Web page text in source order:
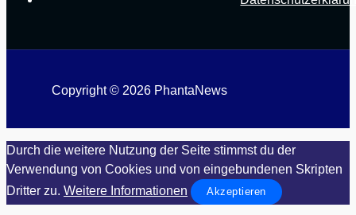
Copyright © 2026 PhantaNews
Durch die weitere Nutzung der Seite stimmst du der
Verwendung von Cookies und von eingebundenen Skripten
Dritter zu. Weitere Informationen Akzeptieren